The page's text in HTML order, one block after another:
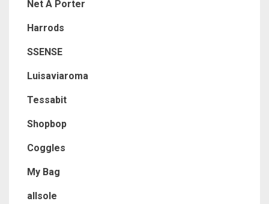
Net A Porter
Harrods
SSENSE
Luisaviaroma
Tessabit
Shopbop
Coggles
My Bag
allsole